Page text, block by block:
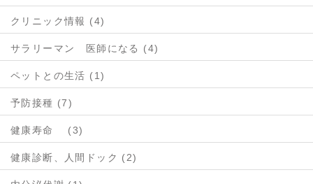
クリニック情報 (4)
サラリーマン 医師になる (4)
ペットとの生活 (1)
予防接種 (7)
健康寿命 (3)
健康診断、人間ドック (2)